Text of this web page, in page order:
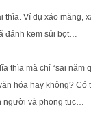
Ví dụ xáo măng,
đánh kem sủi bọt…
thìa mà chỉ “sai năm
hóa hay không? Có
người và phong tục…